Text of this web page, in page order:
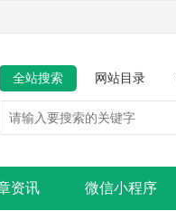
全站搜索 网站目录
资讯 微信小程序